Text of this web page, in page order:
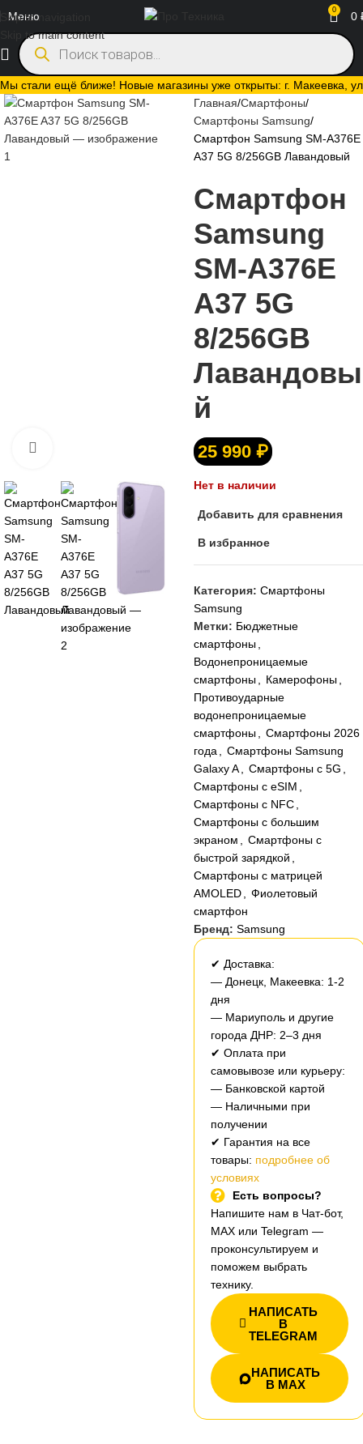
Skip to navigation
Skip to main content
Мы стали ещё ближе! Новые магазины уже открыты: г. Макеевка,
Меню 0 0
Нажмите, чтобы увеличить
Главная Смартфоны
Смартфоны Samsung
Смартфон Samsung SM-A376E
A37 5G 8/256GB Лавандовый
Смартфон
Samsung
SM-A376E
A37 5G
8/256GB
Лавандовы
й
25 990 ₽
Нет в наличии
Добавить для сравнения
В избранное
Категория: Смартфоны
Samsung
Метки: Бюджетные
смартфоны
Водонепроницаемые
смартфоны
Камерофоны
Противоударные
водонепроницаемые
смартфоны
Смартфоны 2026
года
Смартфоны Samsung
Galaxy A
Смартфоны с 5G
Смартфоны с eSIM
Смартфоны с NFC
Смартфоны с большим
экраном
Смартфоны с
быстрой зарядкой
Смартфоны с матрицей
AMOLED
Фиолетовый
смартфон
Бренд: Samsung
✔ Доставка:
— Донецк, Макеевка: 1-2
дня
— Мариуполь и другие
города ДНР: 2–3 дня
✔ Оплата при
самовывозе или курьеру:
— Банковской картой
— Наличными при
получении
✔ Гарантия на все
товары: подробнее об
условиях
Есть вопросы?
Напишите нам в Чат-бот,
MAX или Telegram —
проконсультируем и
поможем выбрать
технику.
НАПИСАТЬ
В
TELEGRAM
НАПИСАТЬ
В MAX